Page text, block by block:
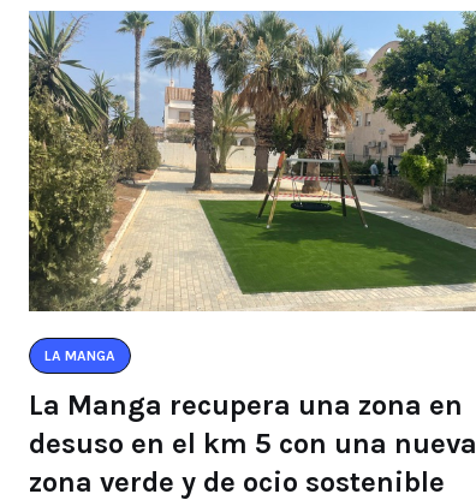
LA MANGA
La Manga recupera una zona en
desuso en el km 5 con una nueva
zona verde y de ocio sostenible